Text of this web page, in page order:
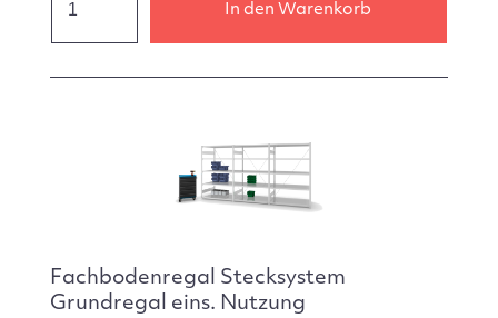
In den Warenkorb
Fachbodenregal Stecksystem
Grundregal eins. Nutzung